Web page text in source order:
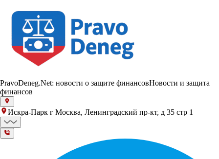
PravoDeneg.Net: новости о защите финансовНовости и защита
финансов
Искра-Парк г Москва, Ленинградский пр-кт, д 35 стр 1